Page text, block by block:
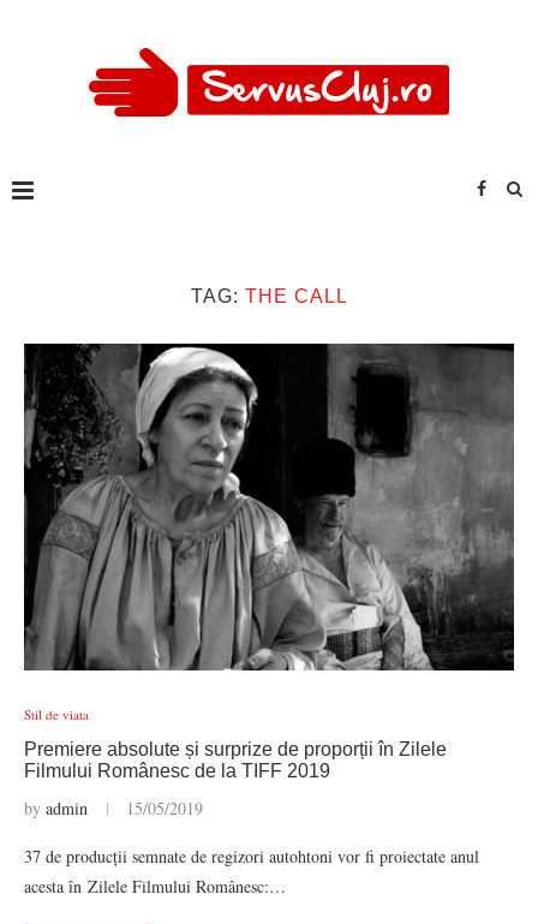
TAG: THE CALL
Stil de viata
Premiere absolute și surprize de proporții în Zilele
Filmului Românesc de la TIFF 2019
by admin 15/05/2019
37 de producții semnate de regizori autohtoni vor fi proiectate anul
acesta în Zilele Filmului Românesc:…